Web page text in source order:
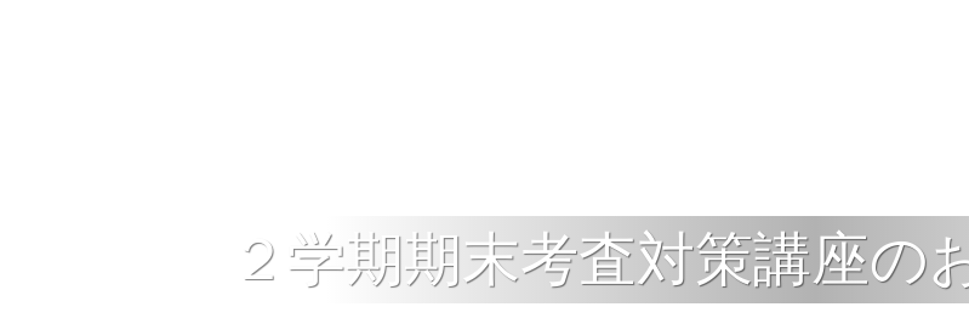
２学期期末考査対策講座の